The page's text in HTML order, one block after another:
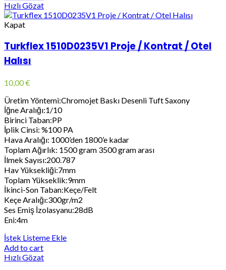
Hızlı Gözat
Kapat
Turkflex 1510D0235V1 Proje / Kontrat / Otel
Halısı
10,00€
Üretim Yöntemi:Chromojet Baskı Desenli Tuft Saxony
İğne Aralığı:1/10
Birinci Taban:PP
İplik Cinsi: %100 PA
Hava Aralığı: 1000’den 1800’e kadar
Toplam Ağırlık: 1500 gram 3500 gram arası
İlmek Sayısı:200.787
Hav Yüksekliği:7mm
Toplam Yükseklik:9mm
İkinci-Son Taban:Keçe/Felt
Keçe Aralığı:300gr/m2
Ses Emiş İzolasyanu:28dB
Eni:4m
İstek Listeme Ekle
Add to cart
Hızlı Gözat